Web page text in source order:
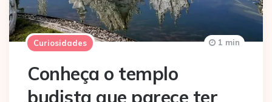
Curiosidades
Conheça o templo
budista que parece ter
1 min